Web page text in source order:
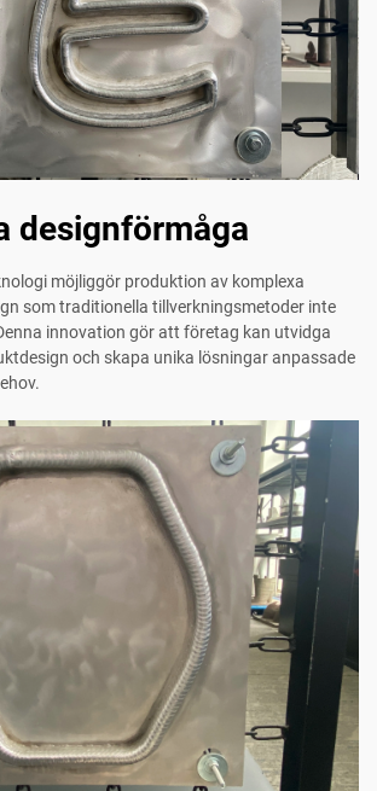
designförmåga
möjliggör produktion av komplexa
som traditionella tillverkningsmetoder inte
innovation gör att företag kan utvidga
och skapa unika lösningar anpassade